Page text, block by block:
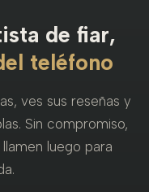
de fiar,
teléfono
ves sus reseñas y
Sin compromiso,
luego para